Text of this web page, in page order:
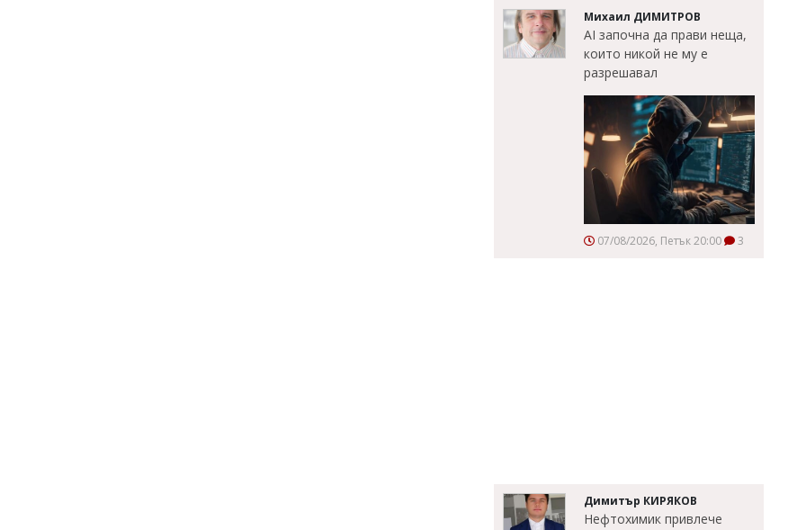
Михаил ДИМИТРОВ
AI започна да прави неща,
които никой не му е
разрешавал
07/08/2026, Петък 20:00 3
Димитър КИРЯКОВ
Нефтохимик привлече